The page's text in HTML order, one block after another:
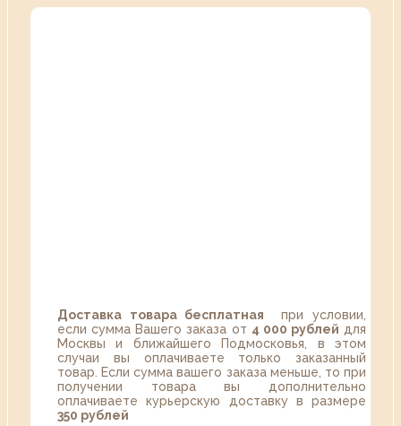
Доставка товара бесплатная при условии,
если сумма Вашего заказа от 4 000 рублей для
Москвы и ближайшего Подмосковья, в этом
случаи вы оплачиваете только заказанный
товар. Если сумма вашего заказа меньше, то при
получении товара вы дополнительно
оплачиваете курьерскую доставку в размере
350 рублей